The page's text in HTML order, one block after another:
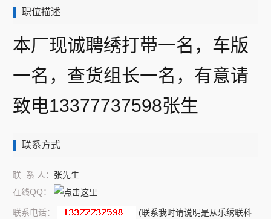
职位描述
本厂现诚聘绣打带一名，车版
一名，查货组长一名，有意请
致电13377737598张生
联系方式
联 系 人： 张先生
在线QQ：
联系电话：
(联系我时请说明是从乐绣联科